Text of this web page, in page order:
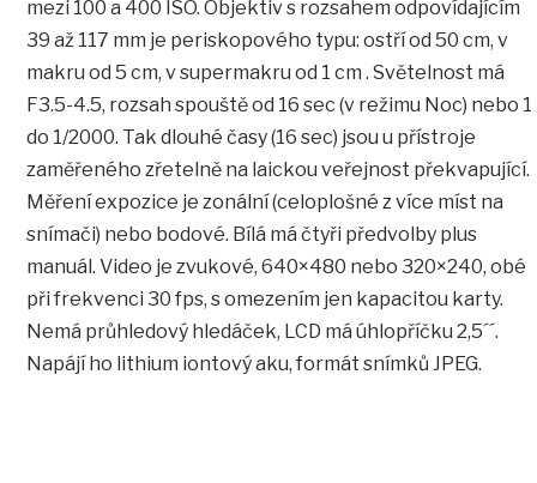
mezi 100 a 400 ISO. Objektiv s rozsahem odpovídajícím
39 až 117 mm je periskopového typu: ostří od 50 cm, v
makru od 5 cm, v supermakru od 1 cm . Světelnost má
F3.5-4.5, rozsah spouště od 16 sec (v režimu Noc) nebo 1
do 1/2000. Tak dlouhé časy (16 sec) jsou u přístroje
zaměřeného zřetelně na laickou veřejnost překvapující.
Měření expozice je zonální (celoplošné z více míst na
snímači) nebo bodové. Bílá má čtyři předvolby plus
manuál. Video je zvukové, 640×480 nebo 320×240, obé
při frekvenci 30 fps, s omezením jen kapacitou karty.
Nemá průhledový hledáček, LCD má úhlopříčku 2,5´´.
Napájí ho lithium iontový aku, formát snímků JPEG.